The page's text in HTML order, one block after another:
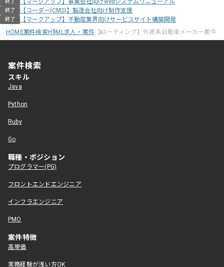
終了 【マークアップ】事業会社向けwebシステムリニューアル
終了 【コーダー(CMS)】製造会社向け制作支援
終了
【マークアップ】不動産業界向けサービスサイト構築開発
HOME案件検索HTML求人・案件 【コーディング】外資系自動車メーカー案件
案件検索
スキル
Java
Python
Ruby
Go
職種・ポジション
プログラマー(PG)
フロントエンドエンジニア
インフラエンジニア
PMO
案件特徴
高単価
実務経験が浅い方OK